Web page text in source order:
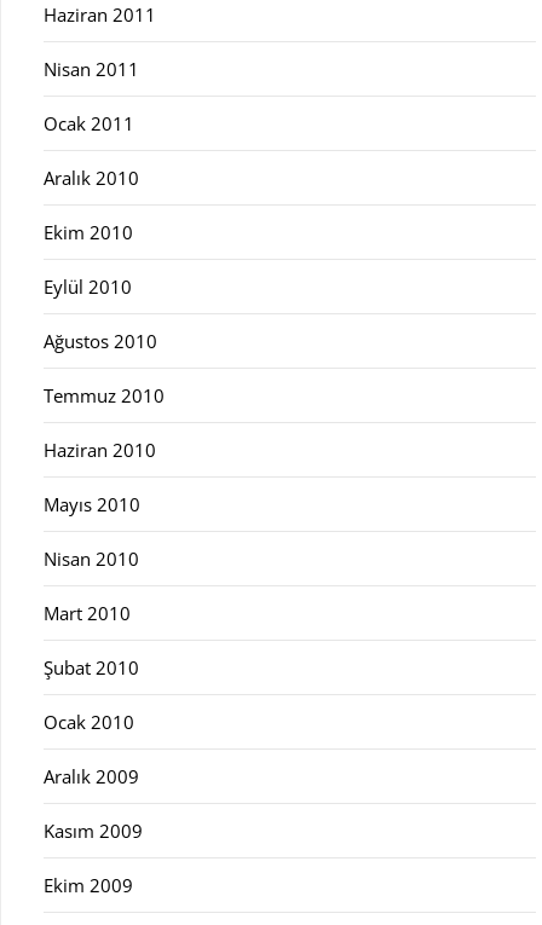
Haziran 2011
Nisan 2011
Ocak 2011
Aralık 2010
Ekim 2010
Eylül 2010
Ağustos 2010
Temmuz 2010
Haziran 2010
Mayıs 2010
Nisan 2010
Mart 2010
Şubat 2010
Ocak 2010
Aralık 2009
Kasım 2009
Ekim 2009